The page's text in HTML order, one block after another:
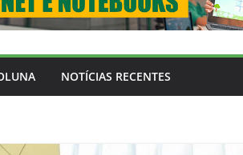
NOTÍCIAS RECENTES